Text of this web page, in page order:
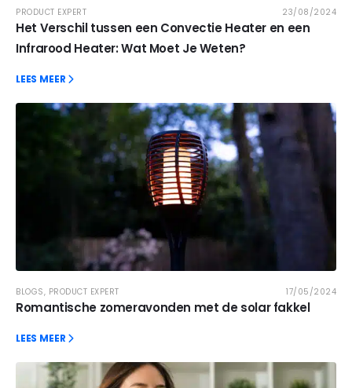
PRODUCT EXPERT 23/08/2024
Het Verschil tussen een Convectie Heater en een
Infrarood Heater: Wat Moet Je Weten?
LEES MEER
BLOGS, PRODUCT EXPERT 17/05/2024
Romantische zomeravonden met de solar fakkel
LEES MEER